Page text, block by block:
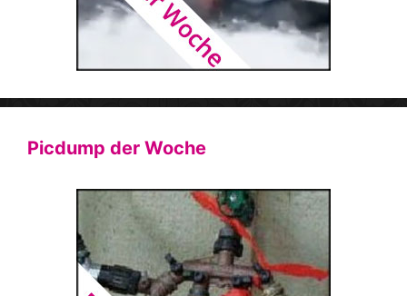
Picdump der Woche